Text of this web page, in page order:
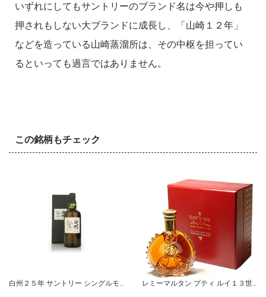
いずれにしてもサントリーのブランド名は今や押しも
押されもしない大ブランドに成長し、「山崎１２年」
などを造っている山崎蒸溜所は、その中枢を担ってい
るといっても過言ではありません。
この銘柄もチェック
白州２５年 サントリー シングルモルト レミーマルタン プティ ルイ１３世 ダイヤモンド